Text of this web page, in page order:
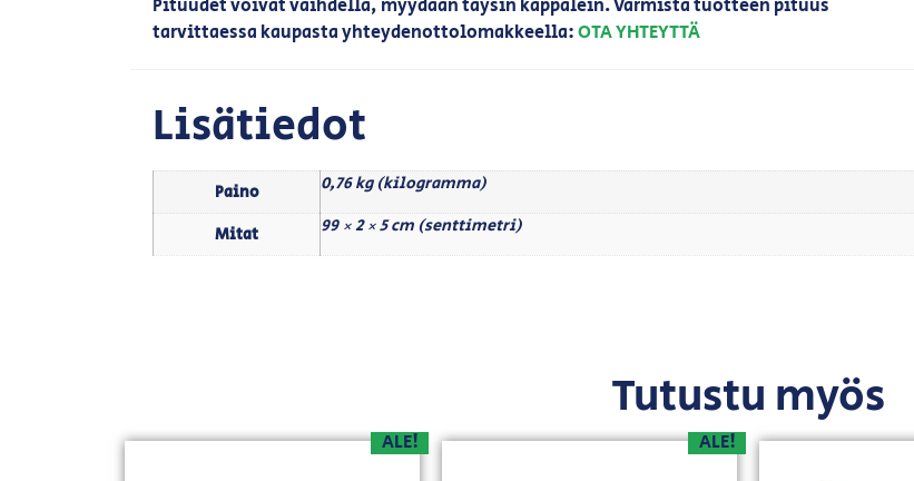
Pituudet voivat vaihdella, myydään täysin kappalein. Varmista tuotteen pituus
tarvittaessa kaupasta yhteydenottolomakkeella:OTA YHTEYTTÄ
Lisätiedot
Paino 0,76 kg (kilogramma)
Mitat 99 × 2 × 5 cm (senttimetri)
Tutustu myös
ALE! ALE!